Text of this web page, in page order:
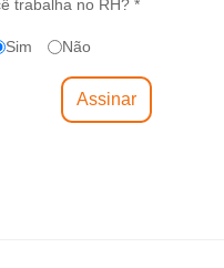
trabalha no RH? *
Sim Não